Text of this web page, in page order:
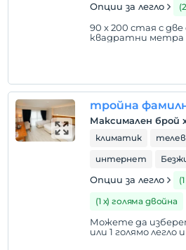
Забранено за домашни
пушене
стаи за непушачи
Бебета под 2 не се таксуват
1 дете(деца) до 6-годишна
Опции за легло
90 x 200 стая с две
квадратни метра
тройна
Максимален брой
климатик
интернет
Опции за легло
(1 х) голяма двойна
Можете да
или 1 голямо легло